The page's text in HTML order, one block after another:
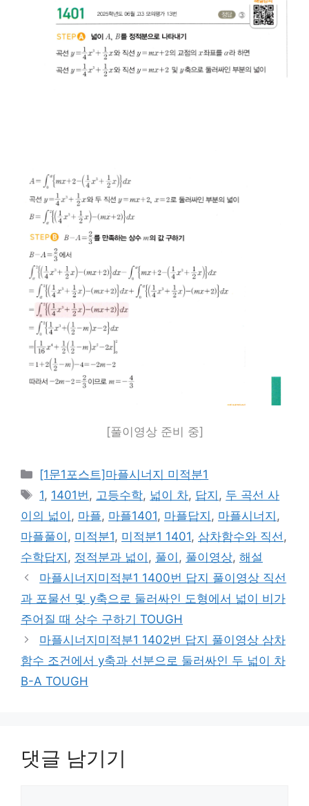
[풀이영상 준비 중]
카
테
고
리
[1문1포스트]마플시너지 미적분1
태
그
1, 1401번 , 고등수학, 넓이 차, 답지 , 두 곡선 사
이의 넓이 , 마플, 마플1401, 마플답지 , 마플시너지 ,
마플풀이 , 미적분1, 미적분1 1401, 삼차함수와 직선 ,
수학답지 , 정적분과 넓이 , 풀이 , 풀이영상, 해설
마플시너지미적분1 1400번 답지 풀이영상 직선
과 포물선 및 y축으로 둘러싸인 도형에서 넓이 비가
주어질 때 상수 구하기 TOUGH
마플시너지미적분1 1402번 답지 풀이영상 삼차
함수 조건에서 y축과 선분으로 둘러싸인 두 넓이 차
B-A TOUGH
댓글 남기기